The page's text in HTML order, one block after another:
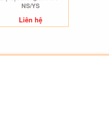
NS/YS
Liên hệ